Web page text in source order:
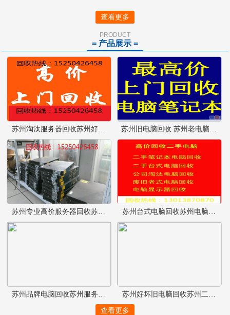
查看更多
PRODUCT
= 产品展示 =
苏州淘汰服务器回收苏州好坏电脑回收苏州旧电脑回收
苏州旧电脑回收 苏州老电脑回收
苏州专业高价服务器回收苏州服务器配件回收苏州交换机回收
苏州台式电脑回收苏州电脑回收
苏州品牌电脑回收苏州服务器回收好坏都可以苏州好坏旧电脑回收苏州二手电
查看更多